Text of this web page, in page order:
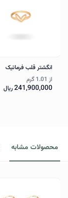
انگشتر قلب فرماتیک
از 1.01 گرم
241,900,000ریال
محصولات مشابه